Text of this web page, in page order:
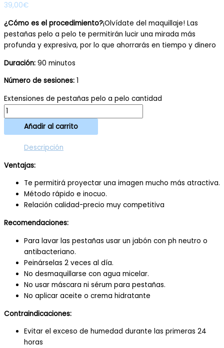
39,00€
¿Cómo es el procedimiento?¡Olvídate del maquillaje! Las
pestañas pelo a pelo te permitirán lucir una mirada más
profunda y expresiva, por lo que ahorrarás en tiempo y dinero
Duración: 90 minutos
Número de sesiones: 1
Extensiones de pestañas pelo a pelo cantidad
Añadir al carrito
Descripción
Ventajas:
Te permitirá proyectar una imagen mucho más atractiva.
Método rápido e inocuo.
Relación calidad-precio muy competitiva
Recomendaciones:
Para lavar las pestañas usar un jabón con ph neutro o
antibacteriano.
Peinárselas 2 veces al día.
No desmaquillarse con agua micelar.
No usar máscara ni sérum para pestañas.
No aplicar aceite o crema hidratante
Contraindicaciones:
Evitar el exceso de humedad durante las primeras 24
horas